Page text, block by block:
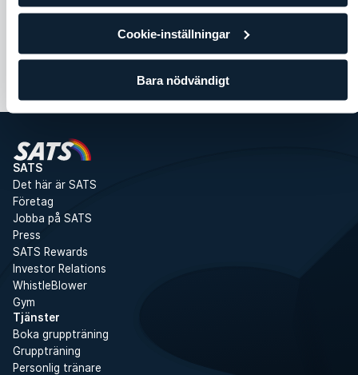
Cookie-inställningar
Bara nödvändigt
SATS
Det här är SATS
Företag
Jobba på SATS
Press
SATS Rewards
Investor Relations
WhistleBlower
Gym
Tjänster
Boka gruppträning
Gruppträning
Personlig tränare